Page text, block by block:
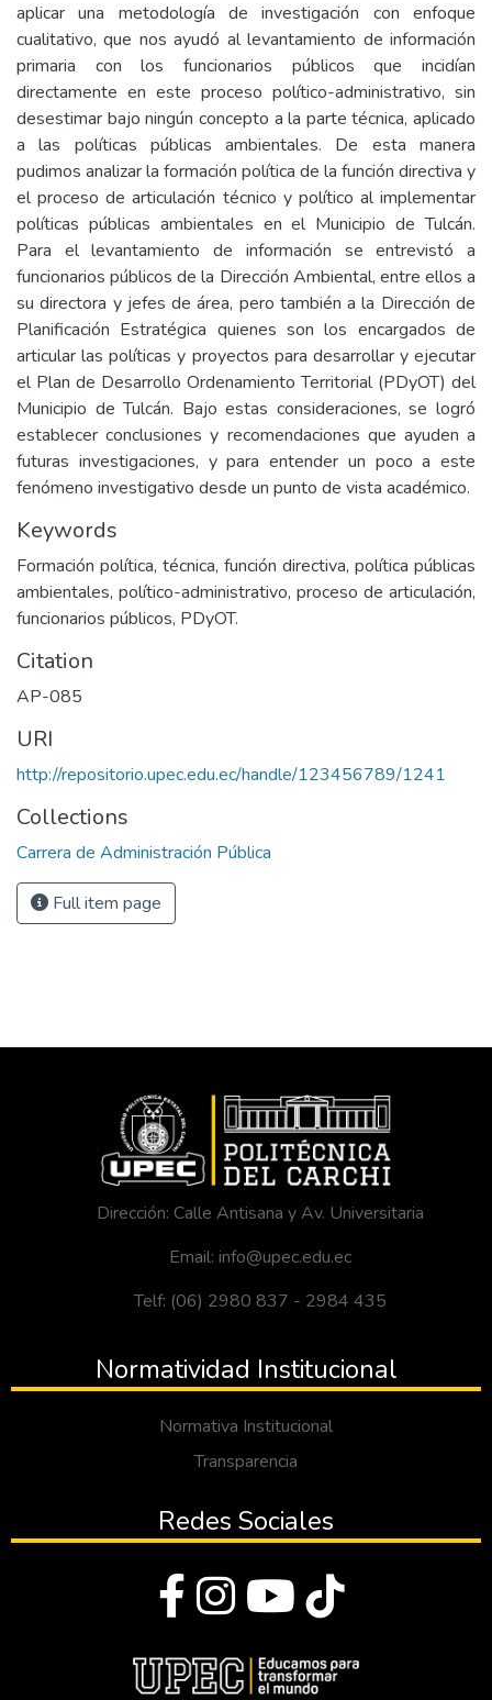
aplicar una metodología de investigación con enfoque
cualitativo, que nos ayudó al levantamiento de información
primaria con los funcionarios públicos que incidían
directamente en este proceso político-administrativo, sin
desestimar bajo ningún concepto a la parte técnica, aplicado
a las políticas públicas ambientales. De esta manera
pudimos analizar la formación política de la función directiva y
el proceso de articulación técnico y político al implementar
políticas públicas ambientales en el Municipio de Tulcán.
Para el levantamiento de información se entrevistó a
funcionarios públicos de la Dirección Ambiental, entre ellos a
su directora y jefes de área, pero también a la Dirección de
Planificación Estratégica quienes son los encargados de
articular las políticas y proyectos para desarrollar y ejecutar
el Plan de Desarrollo Ordenamiento Territorial (PDyOT) del
Municipio de Tulcán. Bajo estas consideraciones, se logró
establecer conclusiones y recomendaciones que ayuden a
futuras investigaciones, y para entender un poco a este
fenómeno investigativo desde un punto de vista académico.
Keywords
Formación política, técnica, función directiva, política públicas
ambientales, político-administrativo, proceso de articulación,
funcionarios públicos, PDyOT.
Citation
AP-085
URI
http://repositorio.upec.edu.ec/handle/123456789/1241
Collections
Carrera de Administración Pública
Full item page
Dirección: Calle Antisana y Av. Universitaria
Email: info@upec.edu.ec
Telf: (06) 2980 837 - 2984 435
Normatividad Institucional
Normativa Institucional
Transparencia
Redes Sociales